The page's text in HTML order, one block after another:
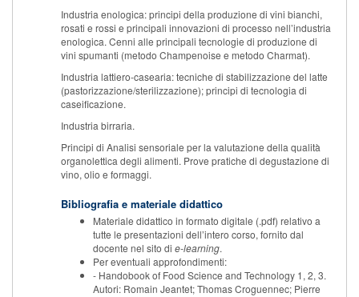
Industria enologica: principi della produzione di vini bianchi,
rosati e rossi e principali innovazioni di processo nell’industria
enologica. Cenni alle principali tecnologie di produzione di
vini spumanti (metodo Champenoise e metodo Charmat).
Industria lattiero-casearia: tecniche di stabilizzazione del latte
(pastorizzazione/sterilizzazione); principi di tecnologia di
caseificazione.
Industria birraria.
Principi di Analisi sensoriale per la valutazione della qualità
organolettica degli alimenti. Prove pratiche di degustazione di
vino, olio e formaggi.
Bibliografia e materiale didattico
Materiale didattico in formato digitale (.pdf) relativo a
tutte le presentazioni dell’intero corso, fornito dal
docente nel sito di e-learning.
Per eventuali approfondimenti:
- Handobook of Food Science and Technology 1, 2, 3.
Autori: Romain Jeantet; Thomas Croguennec; Pierre